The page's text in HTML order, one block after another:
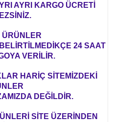
AYRI KARGO ÜCRETİ
24 SAAT
VERİLİR.
HARİÇ SİTEMİZDEKİ
DEĞİLDİR.
SİTE ÜZERİNDEN